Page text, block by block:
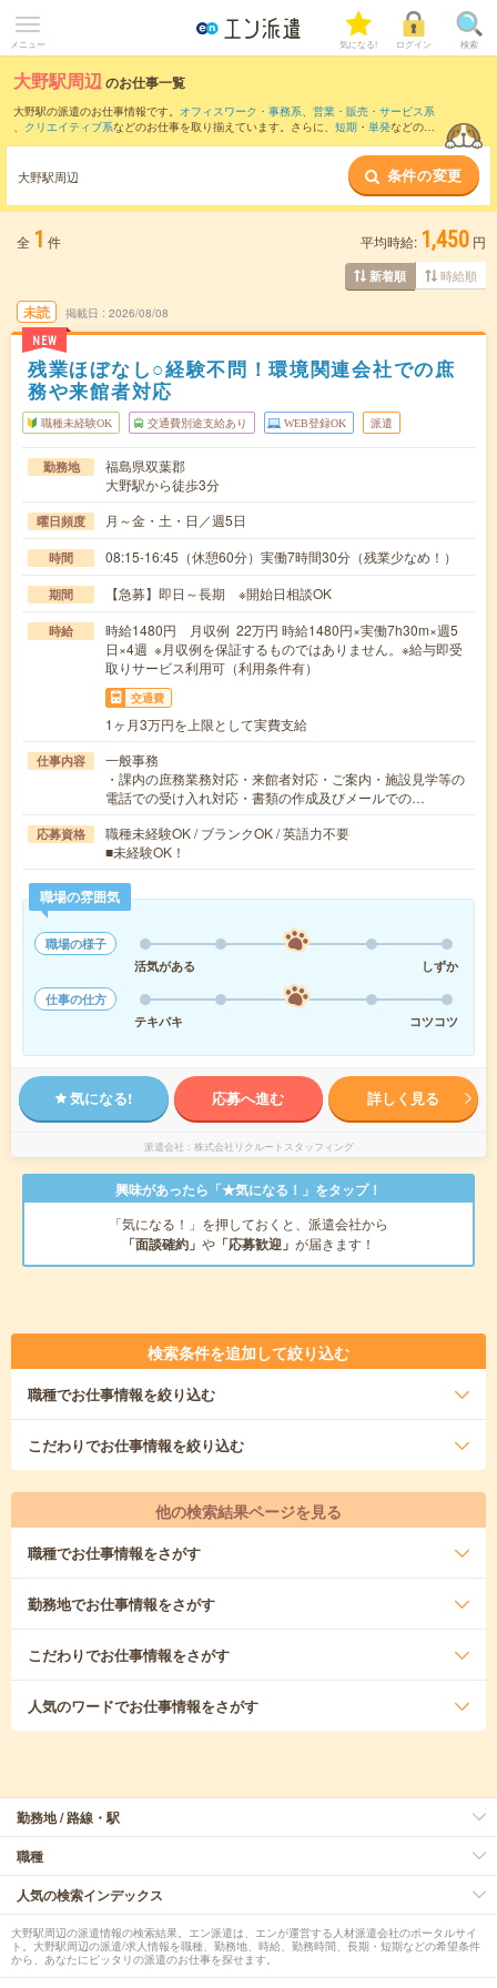
メニュー 気になる! ログイン 検索
大野駅周辺のお仕事一覧
大野駅の派遣のお仕事情報です。 オフィスワーク・事務系、 営業・販売・サービス系
、 クリエイティブ系などのお仕事を取り揃えています。さらに、 短期 ・ 単発などの期
また、浪江駅
など近隣駅のお仕事もご確認いただ
けます。
大野駅周辺 条件の変更
全 1 件 平均時給: 1,450 円
新着順 時給順
未読
NEW
掲載日 2026/08/08
残業ほぼなし○経験不問！環境関連会社での庶
務や来館者対応
職種未経験OK 交通費別途支給あり WEB登録OK 派遣
勤務地
福島県双葉郡
大野駅から徒歩3分
曜日頻度 月～金・土・日／週5日
時間 08:15-16:45（休憩60分）実働7時間30分（残業少なめ！）
期間 【急募】即日～長期 ※開始日相談OK
時給
時給1480円 月収例 22万円 時給1480円×実働7h30m×週5
日×4週 ※月収例を保証するものではありません。※給与即受
取りサービス利用可（利用条件有）
交通費
1ヶ月3万円を上限として実費支給
仕事内容
一般事務
・課内の庶務業務対応・来館者対応・ご案内・施設見学等の
電話での受け入れ対応・書類の作成及びメールでの…
応募資格
職種未経験OK / ブランクOK / 英語力不要
■未経験OK！
職場の雰囲気
職場の様子
活気がある
しずか
仕事の仕方
テキパキ
コツコツ
気になる! 応募へ進む 詳しく見る
派遣会社 株式会社リクルートスタッフィング
興味があったら「★気になる！」をタップ！
「気になる！」を押しておくと、派遣会社から
「面談確約」 や 「応募歓迎」 が届きます！
検索条件を追加して絞り込む
職種でお仕事情報を絞り込む
こだわりでお仕事情報を絞り込む
他の検索結果ページを見る
職種でお仕事情報をさがす
勤務地でお仕事情報をさがす
こだわりでお仕事情報をさがす
人気のワードでお仕事情報をさがす
勤務地 / 路線・駅
職種
人気の検索インデックス
大野駅周辺の派遣情報の検索結果。エン派遣は、エンが運営する人材派遣会社のポータルサイ
ト。大野駅周辺の派遣/求人情報を職種、勤務地、時給、勤務時間、長期・短期などの希望条件
から、あなたにピッタリの派遣のお仕事を探せます。